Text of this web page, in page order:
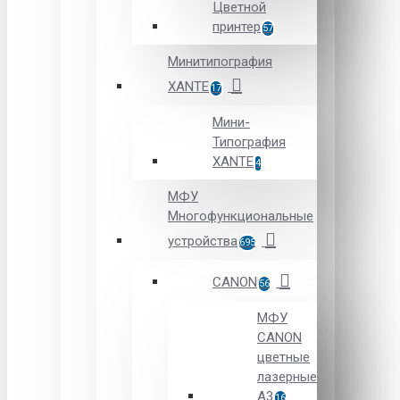
Цветной
принтер 57
Минитипография
XANTE17
Мини-
Типография
XANTE4
МФУ
Многофункциональные
устройства695
CANON 56
МФУ
CANON
цветные
лазерные
А3